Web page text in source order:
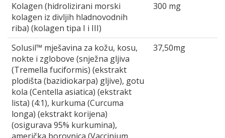
Kolagen (hidrolizirani morski
kolagen iz divljih hladnovodnih
riba) (kolagen tipa I i III)
300 mg
Solusil™ mješavina za kožu, kosu,
nokte i zglobove (snježna gljiva
(Tremella fuciformis) (ekstrakt
plodišta (bazidiokarpa) gljive), gotu
kola (Centella asiatica) (ekstrakt
lista) (4:1), kurkuma (Curcuma
longa) (ekstrakt korijena)
(osigurava 95% kurkumina),
37,50mg